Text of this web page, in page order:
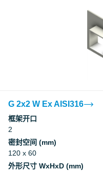
G 2x2 W Ex AISI316
框架开口
2
密封空间 (mm)
120 x 60
外形尺寸 WxHxD (mm)